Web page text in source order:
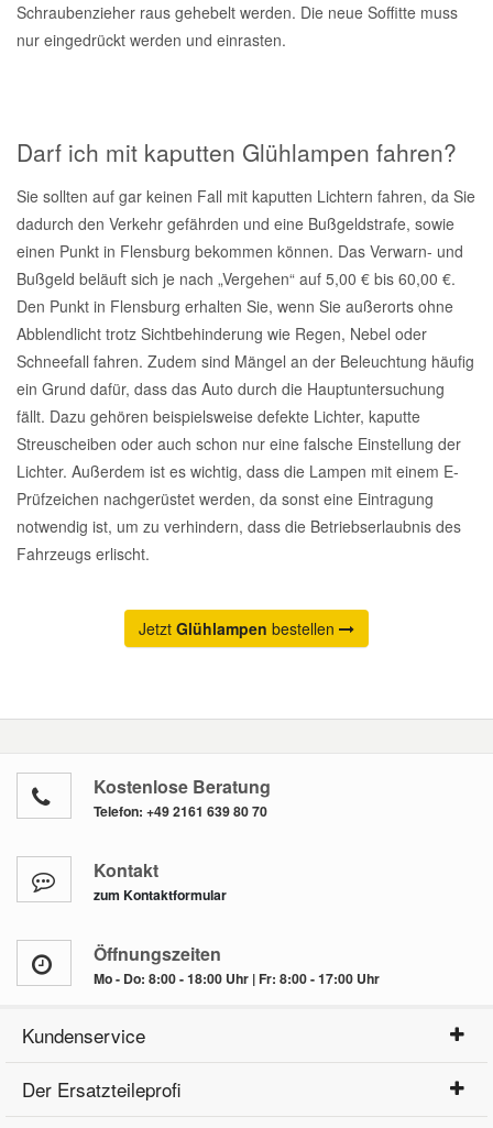
Schraubenzieher raus gehebelt werden. Die neue Soffitte muss
nur eingedrückt werden und einrasten.
Darf ich mit kaputten Glühlampen fahren?
Sie sollten auf gar keinen Fall mit kaputten Lichtern fahren, da Sie
dadurch den Verkehr gefährden und eine Bußgeldstrafe, sowie
einen Punkt in Flensburg bekommen können. Das Verwarn- und
Bußgeld beläuft sich je nach „Vergehen“ auf 5,00 € bis 60,00 €.
Den Punkt in Flensburg erhalten Sie, wenn Sie außerorts ohne
Abblendlicht trotz Sichtbehinderung wie Regen, Nebel oder
Schneefall fahren. Zudem sind Mängel an der Beleuchtung häufig
ein Grund dafür, dass das Auto durch die Hauptuntersuchung
fällt. Dazu gehören beispielsweise defekte Lichter, kaputte
Streuscheiben oder auch schon nur eine falsche Einstellung der
Lichter. Außerdem ist es wichtig, dass die Lampen mit einem E-
Prüfzeichen nachgerüstet werden, da sonst eine Eintragung
notwendig ist, um zu verhindern, dass die Betriebserlaubnis des
Fahrzeugs erlischt.
Jetzt Glühlampen bestellen
Kostenlose Beratung
Telefon: +49 2161 639 80 70
Kontakt
zum Kontaktformular
Öffnungszeiten
Mo - Do: 8:00 - 18:00 Uhr | Fr: 8:00 - 17:00 Uhr
Kundenservice
Der Ersatzteileprofi